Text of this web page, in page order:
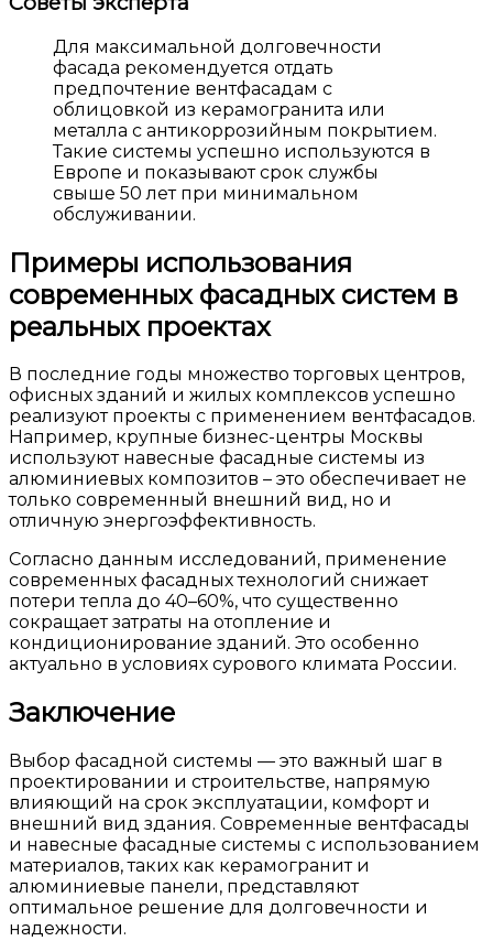
Для максимальной долговечности
фасада рекомендуется отдать
предпочтение вентфасадам с
облицовкой из керамогранита или
металла с антикоррозийным покрытием.
Такие системы успешно используются в
Европе и показывают срок службы
свыше 50 лет при минимальном
обслуживании.
Примеры использования
современных фасадных систем в
реальных проектах
В последние годы множество торговых центров,
офисных зданий и жилых комплексов успешно
реализуют проекты с применением вентфасадов.
Например, крупные бизнес-центры Москвы
используют навесные фасадные системы из
алюминиевых композитов – это обеспечивает не
только современный внешний вид, но и
отличную энергоэффективность.
Согласно данным исследований, применение
современных фасадных технологий снижает
потери тепла до 40–60%, что существенно
сокращает затраты на отопление и
кондиционирование зданий. Это особенно
актуально в условиях сурового климата России.
Заключение
Выбор фасадной системы — это важный шаг в
проектировании и строительстве, напрямую
влияющий на срок эксплуатации, комфорт и
внешний вид здания. Современные вентфасады
и навесные фасадные системы с использованием
материалов, таких как керамогранит и
алюминиевые панели, представляют
оптимальное решение для долговечности и
надежности.